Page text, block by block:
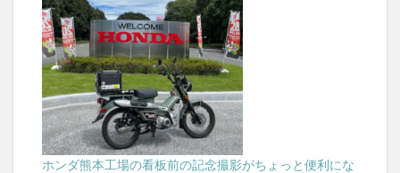
ホンダ熊本工場の看板前の記念撮影がちょっと便利にな